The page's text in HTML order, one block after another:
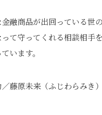
融商品が出回っている世
て守ってくれる相談相手
います。
藤原未来（ふじわらみき）